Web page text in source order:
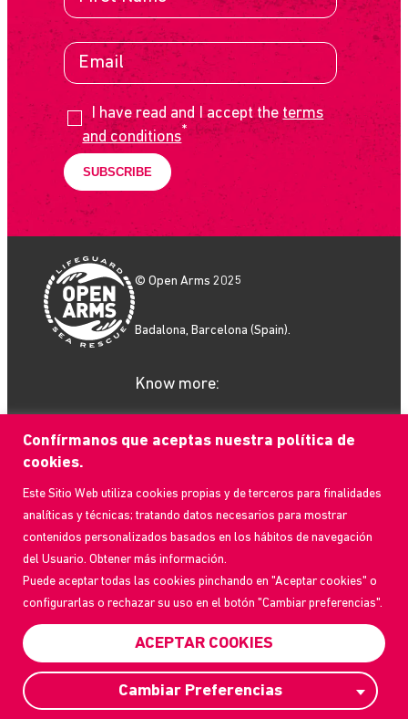
Confírmanos que aceptas nuestra política de
cookies.
Este Sitio Web utiliza cookies propias y de terceros para finalidades
analíticas y técnicas; tratando datos necesarios para mostrar
contenidos personalizados basados en los hábitos de navegación
del Usuario. Obtener más información.
Puede aceptar todas las cookies pinchando en "Aceptar cookies" o
configurarlas o rechazar su uso en el botón "Cambiar preferencias".
Cambiar Preferencias
ACEPTAR COOKIES
I have read and I accept theterms
and conditions*
© Open Arms 2025
Badalona, Barcelona (Spain).
Know more:
What we do
How to help
Who we are
Transparency Portal
Privacy Policy